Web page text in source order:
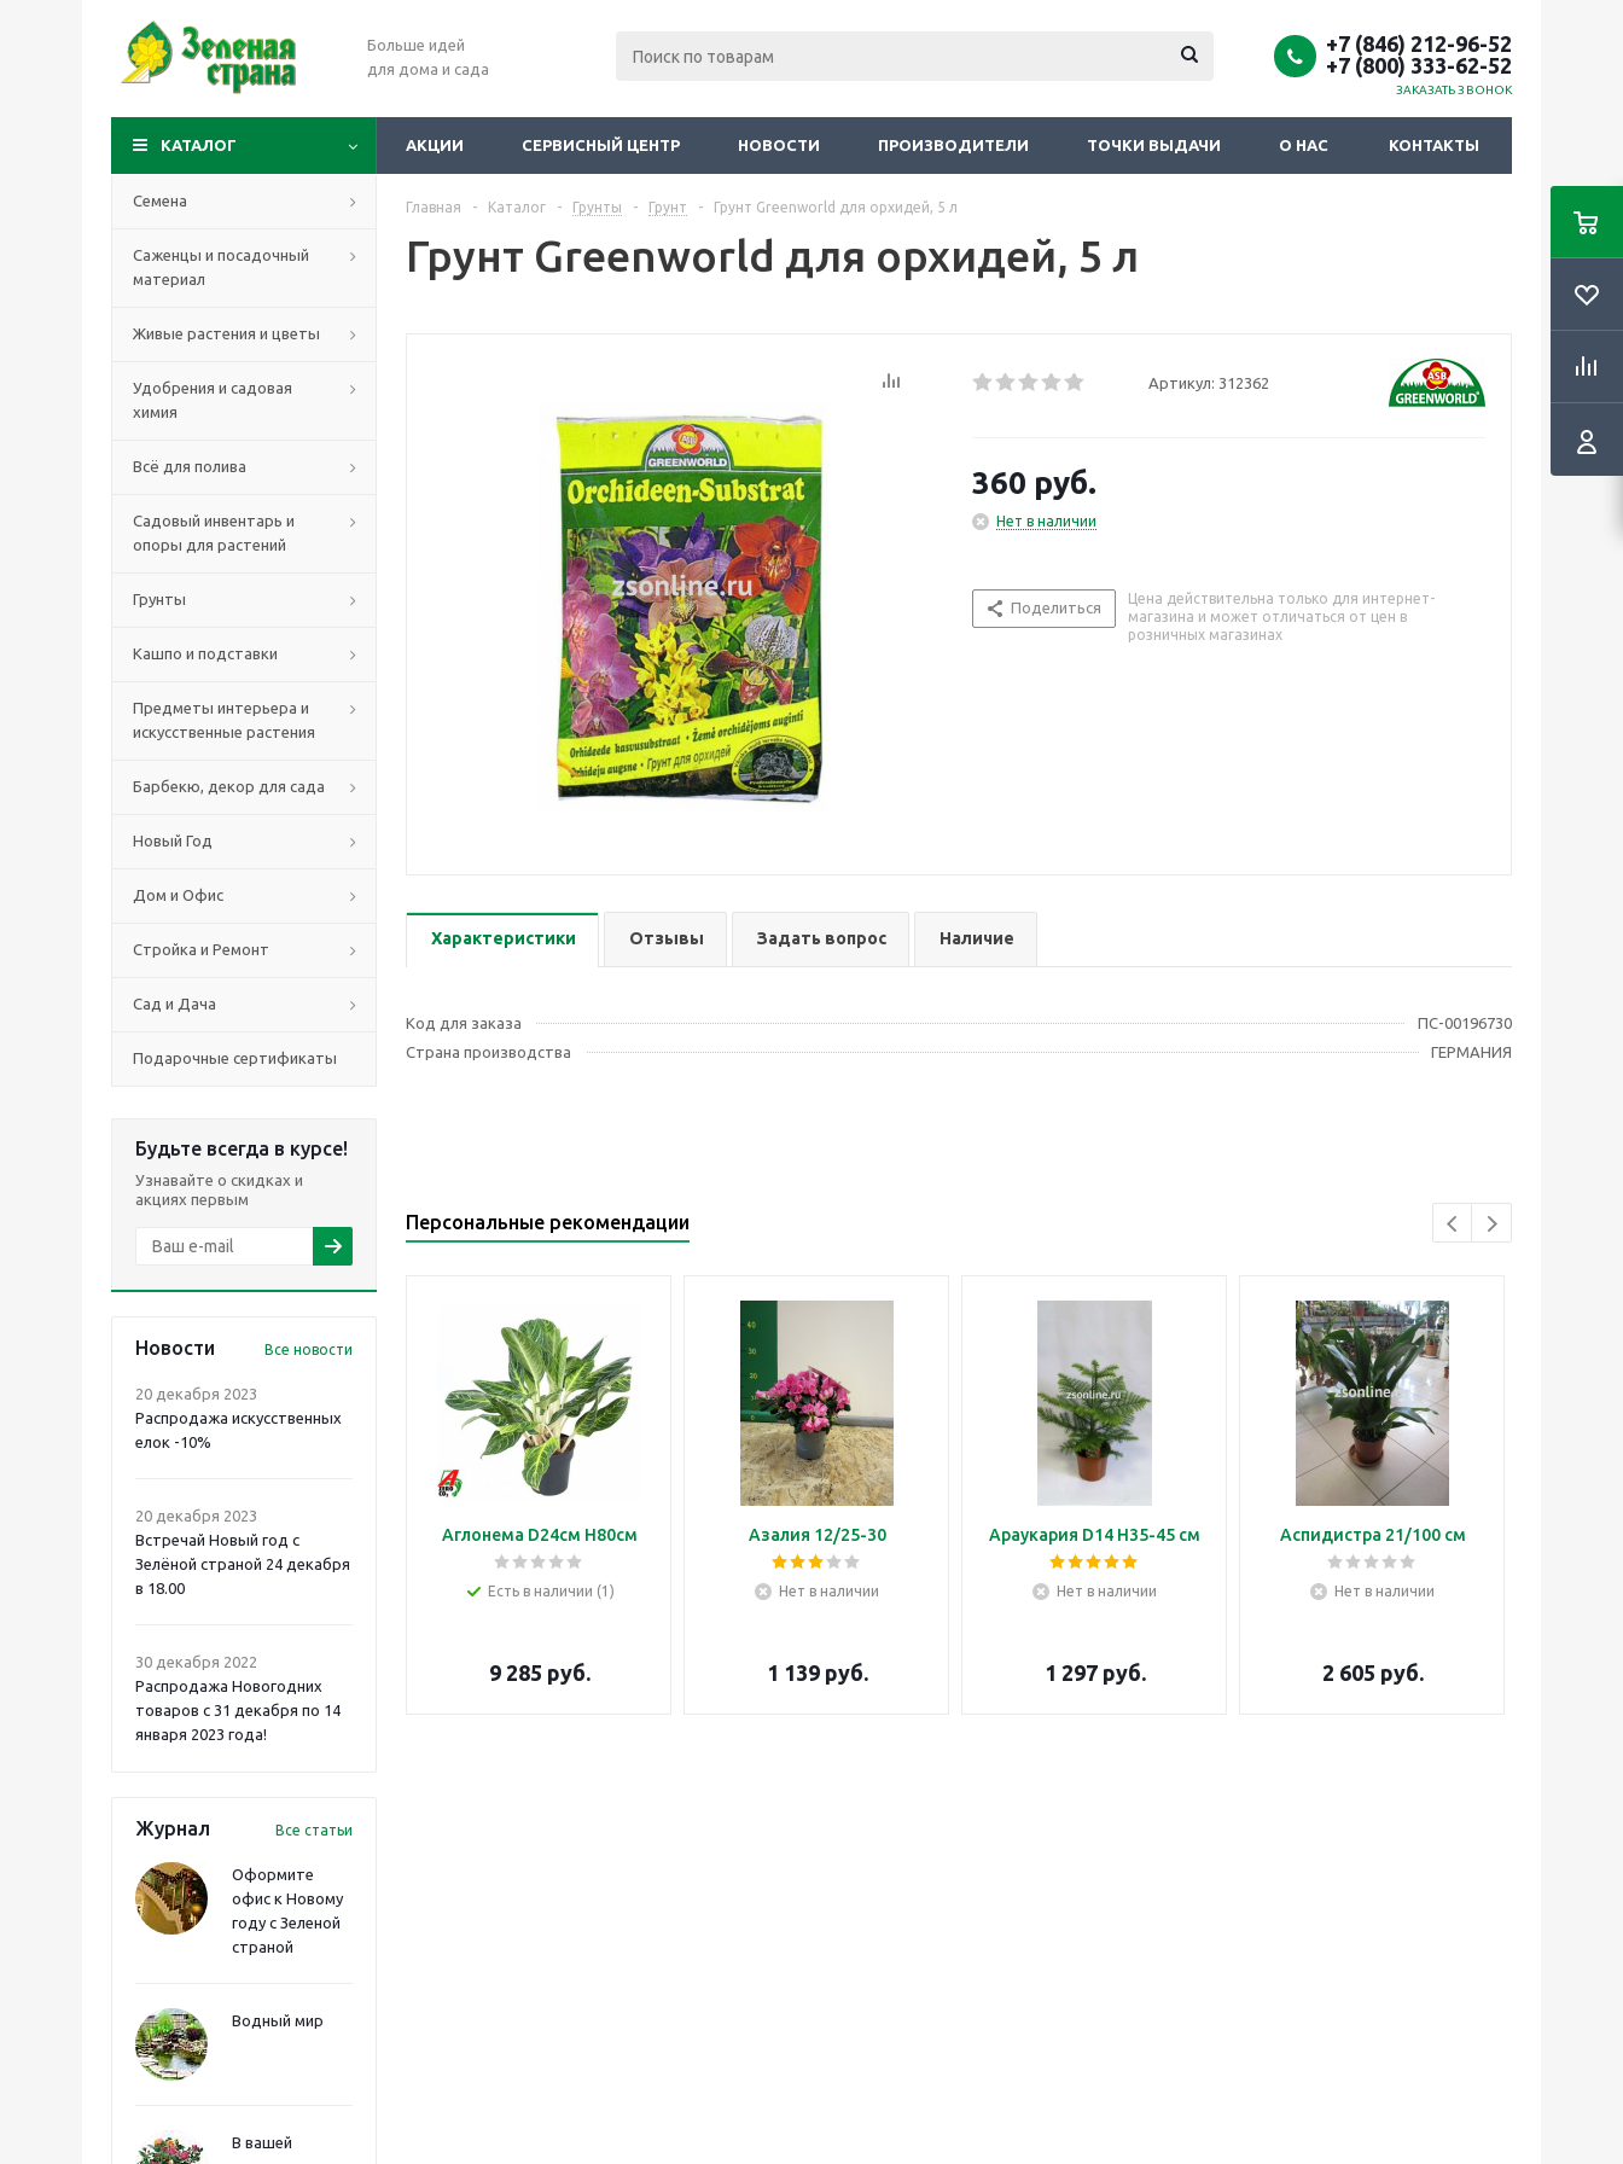
Больше идей
для дома и сада
+7 (846) 212-96-52
+7 (800) 333-62-52
ЗАКАЗАТЬ ЗВОНОК
КАТАЛОГ АКЦИИ СЕРВИСНЫЙ ЦЕНТР НОВОСТИ ПРОИЗВОДИТЕЛИ ТОЧКИ ВЫДАЧИ О НАС КОНТАКТЫ
Семена
Саженцы и посадочный
материал
Живые растения и цветы
Удобрения и садовая
химия
Всё для полива
Садовый инвентарь и
опоры для растений
Грунты
Кашпо и подставки
Предметы интерьера и
искусственные растения
Барбекю, декор для сада
Новый Год
Дом и Офис
Стройка и Ремонт
Сад и Дача
Подарочные сертификаты
Будьте всегда в курсе!
Узнавайте о скидках и
акциях первым
Новости Все новости
20 декабря 2023
Распродажа искусственных
елок -10%
20 декабря 2023
Встречай Новый год с
Зелёной страной 24 декабря
в 18.00
30 декабря 2022
Распродажа Новогодних
товаров с 31 декабря по 14
января 2023 года!
Журнал Все статьи
Оформите
офис к Новому
году с Зеленой
страной
Водный мир
В вашей
Главная - Каталог - Грунты - Грунт - Грунт Greenworld для орхидей, 5 л
Грунт Greenworld для орхидей, 5 л
Артикул: 312362
360 руб.
Нет в наличии
Поделиться
Цена действительна только для интернет-
магазина и может отличаться от цен в
розничных магазинах
Характеристики Отзывы Задать вопрос Наличие
Код для заказа
ПС-00196730
Страна производства
ГЕРМАНИЯ
Персональные рекомендации
Аглонема D24см H80см
Есть в наличии (1)
9 285 руб.
Азалия 12/25-30
Нет в наличии
1 139руб.
Араукария D14 H35-45 см
Нет в наличии
1 297руб.
Аспидистра 21/100 см
Нет в наличии
2 605 руб.